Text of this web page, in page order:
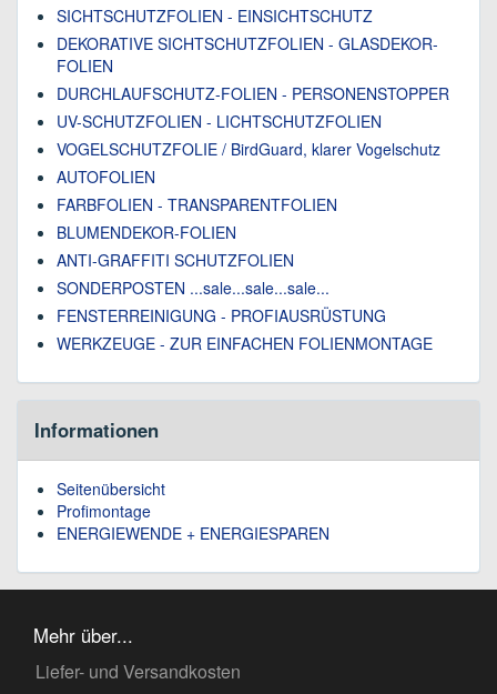
SICHTSCHUTZFOLIEN - EINSICHTSCHUTZ
DEKORATIVE SICHTSCHUTZFOLIEN - GLASDEKOR-
FOLIEN
DURCHLAUFSCHUTZ-FOLIEN - PERSONENSTOPPER
UV-SCHUTZFOLIEN - LICHTSCHUTZFOLIEN
VOGELSCHUTZFOLIE / BirdGuard, klarer Vogelschutz
AUTOFOLIEN
FARBFOLIEN - TRANSPARENTFOLIEN
BLUMENDEKOR-FOLIEN
ANTI-GRAFFITI SCHUTZFOLIEN
SONDERPOSTEN ...sale...sale...sale...
FENSTERREINIGUNG - PROFIAUSRÜSTUNG
WERKZEUGE - ZUR EINFACHEN FOLIENMONTAGE
Informationen
Seitenübersicht
Profimontage
ENERGIEWENDE + ENERGIESPAREN
Mehr über...
Liefer- und Versandkosten